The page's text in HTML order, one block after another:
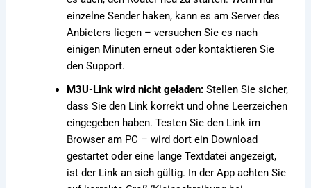
einzelne Sender haken, kann es am Server des
Anbieters liegen – versuchen Sie es nach
einigen Minuten erneut oder kontaktieren Sie
den Support.
M3U-Link wird nicht geladen: Stellen Sie sicher,
dass Sie den Link korrekt und ohne Leerzeichen
eingegeben haben. Testen Sie den Link im
Browser am PC – wird dort ein Download
gestartet oder eine lange Textdatei angezeigt,
ist der Link an sich gültig. In der App achten Sie